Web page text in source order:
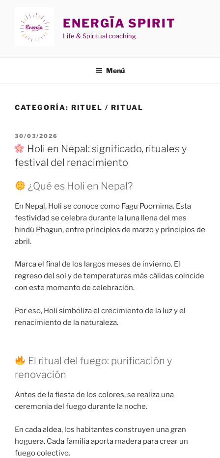
contenido
ENERGĪA SPIRIT
Life & Spiritual coaching
Menú
CATEGORÍA: RITUEL / RITUAL
PUBLICADO
EL
30/03/2026
Holi en Nepal: significado, rituales y
festival del renacimiento
¿Qué es Holi en Nepal?
En Nepal, Holi se conoce como Fagu Poornima. Esta
festividad se celebra durante la luna llena del mes
hindú Phagun, entre principios de marzo y principios de
abril.
Marca el final de los largos meses de invierno. El
regreso del sol y de temperaturas más cálidas coincide
con este momento de celebración.
Por eso, Holi simboliza el crecimiento de la luz y el
renacimiento de la naturaleza.
El ritual del fuego: purificación y
renovación
Antes de la fiesta de los colores, se realiza una
ceremonia del fuego durante la noche.
En cada aldea, los habitantes construyen una gran
hoguera. Cada familia aporta madera para crear un
fuego colectivo.